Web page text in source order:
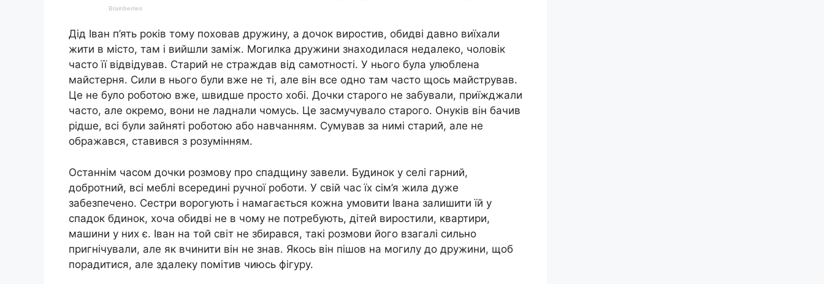
Дід Іван п’ять років тому поховав дружину, а дочок виростив, обидві давно виїхали
жити в місто, там і вийшли заміж. Могилка дружини знаходилася недалеко, чоловік
часто її відвідував. Старий не страждав від самотності. У нього була улюблена
майстерня. Сили в нього були вже не ті, але він все одно там часто щось майстрував.
Це не було роботою вже, швидше просто хобі. Дочки старого не забували, приїжджали
часто, але окремо, вони не ладнали чомусь. Це засмучувало старого. Онуків він бачив
рідше, всі були зайняті роботою або навчанням. Сумував за нимі старий, але не
ображався, ставився з розумінням.
Останнім часом дочки розмову про спадщину завели. Будинок у селі гарний,
добротний, всі меблі всередині ручної роботи. У свій час їх сім’я жила дуже
забезпечено. Сестри ворогують і намагається кожна умовити Івана залишити їй у
спадок бдинок, хоча обидві не в чому не потребують, дітей виростили, квартири,
машини у них є. Іван на той світ не збирався, такі розмови його взагалі сильно
пригнічували, але як вчинити він не знав. Якось він пішов на могилу до дружини, щоб
порадитися, але здалеку помітив чиюсь фігуру.